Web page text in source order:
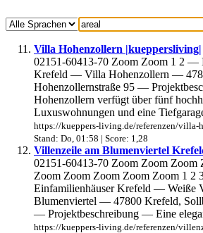
Villa Hohenzollern |kueppersliving|
02151-60413-70 Zoom Zoom 1 2 —
Krefeld — Villa Hohenzollern —
Hohenzollernstraße 95 —
Hohenzollern verfügt über fünf
Luxuswohnungen und eine
https://kueppers-living.de/referenzen/villa-
Stand: Do, 01:58 | Score: 1,28
Villenzeile am Blumenviertel
02151-60413-70 Zoom Zoom Zoom
Zoom Zoom Zoom Zoom Zoom 1 2
Einfamilienhäuser Krefeld — Weiße
Blumenviertel — 47800 Krefeld,
— Projektbeschreibung — Eine
https://kueppers-living.de/referenzen/